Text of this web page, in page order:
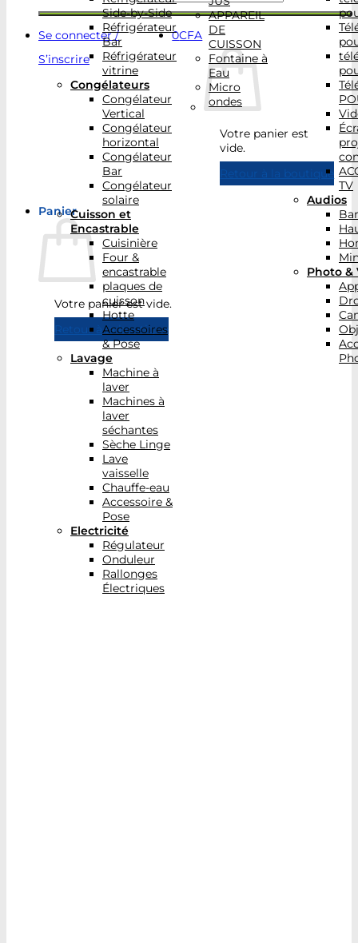
Se connecter /
S’inscrire
0CFA
Votre panier est
vide.
Retour à la boutique
Panier
Votre panier est vide.
Retour à la boutique
Side-by-Side
Réfrigérateur
Bar
Réfrigérateur
vitrine
Congélateurs
Congélateur
Vertical
Congélateur
horizontal
Congélateur
Bar
Congélateur
solaire
Cuisson et
Encastrable
Cuisinière
Four &
encastrable
plaques de
cuisson
Hotte
Accessoires
& Pose
Lavage
Machine à
laver
Machines à
laver
séchantes
Sèche Linge
Lave
vaisselle
Chauffe-eau
Accessoire &
Pose
Electricité
Régulateur
Onduleur
Rallonges
Électriques
APPAREIL
DE
CUISSON
Fontaine à
Eau
Micro
ondes
TV
Audios
Photo &